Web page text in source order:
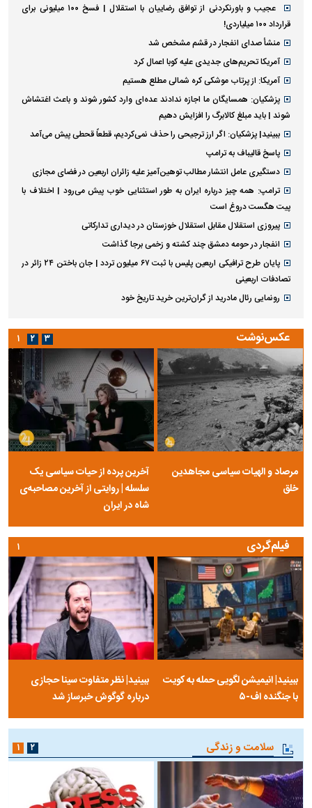
عجیب و باورنکردنی از توافق رضاییان با استقلال | فسخ ۱۰۰ میلیونی برای
قرارداد ۱۰۰ میلیاردی!
منشأ صدای انفجار در قشم مشخص شد
آمریکا تحریم‌های جدیدی علیه کوبا اعمال کرد
آمریکا: از پرتاب موشکی کره شمالی مطلع هستیم
پزشکیان: همسایگان ما اجازه ندادند عده‌ای وارد کشور شوند و باعث اغتشاش
شوند | باید مبلغ کالابرگ را افزایش دهیم
ببینید| پزشکیان: اگر ارز ترجیحی را حذف نمی‌کردیم، قطعاً قحطی پیش می‌آمد
پاسخ قالیباف به ترامپ
دستگیری عامل انتشار مطالب توهین‌آمیز علیه زائران اربعین در فضای مجازی
ترامپ: همه چیز درباره ایران به طور استثنایی خوب پیش می‌رود | اختلاف با
پیت هگست دروغ است
پیروزی استقلال مقابل استقلال خوزستان در دیداری تدارکاتی
انفجار در حومه دمشق چند کشته و زخمی برجا گذاشت
پایان طرح ترافیکی اربعین پلیس با ثبت ۶۷ میلیون تردد | جان باختن ۲۴ زائر در
تصادفات اربعینی
رونمایی رئال مادرید از گران‌ترین خرید تاریخ خود
عکس‌نوشت
مرصاد و الهیات سیاسی مجاهدین
خلق
آخرین پرده از حیات سیاسی یک
سلسله | روایتی از آخرین مصاحبه‌ی
شاه در ایران
۱ ۲ ۳
فیلم‌گردی
ببینید| انیمیشن لگویی حمله به کویت
با جنگنده اف-۵
ببینید| نظر متفاوت سینا حجازی
درباره گوگوش خبرساز شد
۱
سلامت و زندگی ۱ ۲